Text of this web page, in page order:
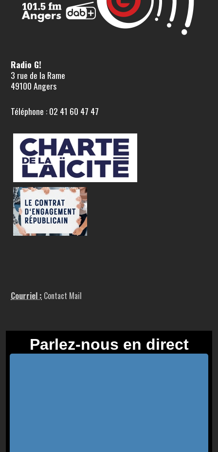
Radio G!
3 rue de la Rame
49100 Angers
Téléphone : 02 41 60 47 47
Courriel : Contact Mail